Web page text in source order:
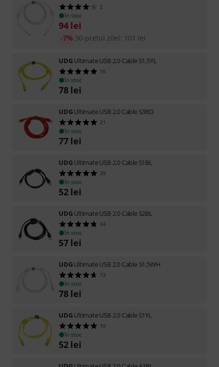
2
în stoc
94 lei
30-prețul zilei: 101 lei
-7%
UDGUltimate USB 2.0 Cable S1,5YL
16
în stoc
78 lei
UDGUltimate USB 2.0 Cable S3RD
21
în stoc
77 lei
UDGUltimate USB 2.0 Cable S1BL
29
în stoc
52 lei
UDGUltimate USB 2.0 Cable S2BL
34
în stoc
57 lei
UDGUltimate USB 2.0 Cable S1,5WH
13
în stoc
78 lei
UDGUltimate USB 2.0 Cable S1YL
10
în stoc
52 lei